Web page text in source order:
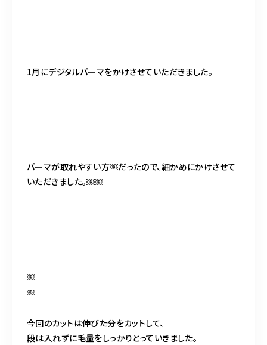
1月にデジタルパーマをかけさせていただきました。
パーマが取れやすい方￼だったので、細かめにかけさせて
いただきました。￼￼
￼
￼
今回のカットは伸びた分をカットして、
段は入れずに毛量をしっかりとっていきました。